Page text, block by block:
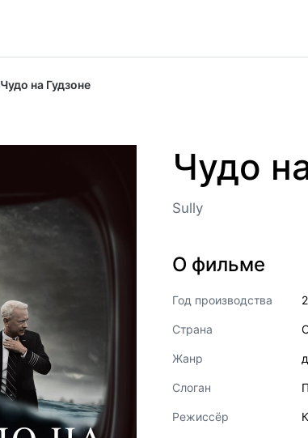
Чудо на Гудзоне
Чудо
Sully
О фильме
Год производства
Страна
Жанр
Слоган
Режиссёр